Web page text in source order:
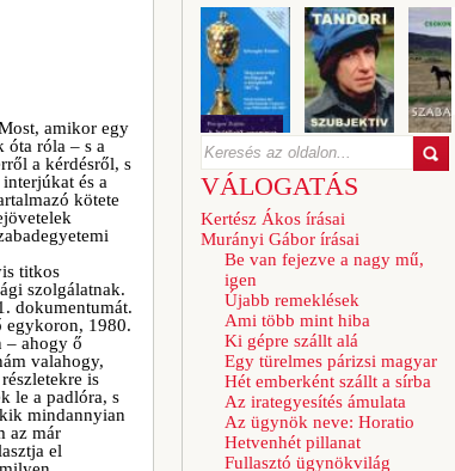
amikor egy
óta róla – s a
a kérdésről, s
és a
kötete
titkos
szolgálatnak.
dokumentumát.
egykoron, 1980.
– ahogy ő
valahogy,
is
le a padlóra, s
mindannyian
az már
el
VÁLOGATÁS
Kertész Ákos írásai
Murányi Gábor írásai
Be van fejezve a nagy mű,
igen
Újabb remeklések
Ami több mint hiba
Ki gépre szállt alá
Egy türelmes párizsi magyar
Hét emberként szállt a sírba
Az irategyesítés ámulata
Az ügynök neve: Horatio
Hetvenhét pillanat
Fullasztó ügynökvilág